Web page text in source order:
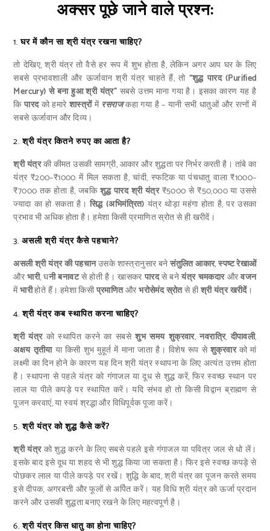
अक्सर पूछे जाने वाले प्रश्न:
1.घर में कौन सा श्री यंत्र रखना चाहिए?
तो देखिए, श्री यंत्र तो वैसे हर रूप में शुभ होता है, लेकिन अगर आप घर के लिए
सबसे प्रभावशाली और ऊर्जावान श्री यंत्र चाहते हैं, तो “शुद्ध पारद (Purified
Mercury) से बना हुआ श्री यंत्र” सबसे उत्तम माना गया है। इसका कारण यह है
किपारदको हमारे शास्त्रोंमें रसराजकहा गया है – यानी सभी धातुओं और रत्नों में
सबसे ऊर्जावान और दिव्य।
2.श्री यंत्र कितने रुपए का आता है?
श्री यंत्रकी कीमत उसकी सामग्री, आकार और शुद्धता पर निर्भर करती है। तांबे का
यंत्र ₹200–₹1000 में मिल सकता है, चांदी, स्फटिक या पंचधातु वाला ₹1000–
₹7000 तक होता है, जबकिशुद्ध पारद श्री यंत्र₹5000 से ₹50,000 या उससे
ज्यादा का हो सकता है।सिद्ध (अभिमंत्रित) यंत्र थोड़ा महंगा होता है, पर उसका
प्रभाव भी अधिक होता है। हमेशा किसी प्रमाणित स्रोत से ही खरीदें।
3.असली श्री यंत्र कैसे पहचाने?
असली श्री यंत्र की पहचानउसके शास्त्रानुसार बनेसंतुलित आकार,स्पष्ट रेखाओं
औरभारी, घनी बनावटसे होती है। खासकर पारदसे बनेयंत्रचमकदारऔरवजन
मेंभारीहोते हैं। हमेशा किसीप्रमाणितऔरभरोसेमंद स्रोतसे हीश्री यंत्र खरीदें।
4.श्री यंत्र कब स्थापित करना चाहिए?
श्री यंत्र को स्थापित करने का सबसेशुभ समय शुक्रवार,नवरात्रि, दीपावली,
अक्षय तृतीयाया किसी शुभ मुहूर्त में माना जाता है। विशेष रूप सेशुक्रवारको मां
लक्ष्मी का दिन होने के कारण यह दिन श्री यंत्र स्थापना के लिए अत्यंत उत्तम होता
है। स्थापना से पहले यंत्र को गंगाजल या दूध से शुद्ध करें, फिर स्वच्छ स्थान पर
लाल या पीले कपड़े पर स्थापित करें। यदि संभव हो तो किसी विद्वान ब्राह्मण से
पूजन करवाएं, या स्वयं श्रद्धा और विधिपूर्वक पूजा करें।
5.श्री यंत्र को शुद्ध कैसे करें?
श्री यंत्रको शुद्ध करने के लिए सबसे पहले इसे गंगाजल या पवित्र जल से धो लें।
इसके बाद इसे दूध या शहद से भी शुद्ध किया जा सकता है। फिर इसे स्वच्छ कपड़े से
पोछकर लाल या पीले कपड़े पर रखें। शुद्धि के बाद, श्री यंत्र का पूजन करते समय
इसे दीपक, अगरबत्ती और फूलों से अर्पित करें। यह विधि श्री यंत्र को ऊर्जा प्रदान
करने और उसकी शुद्धता बनाए रखने के लिए महत्वपूर्ण है।
6.श्री यंत्र किस धातु का होना चाहिए?